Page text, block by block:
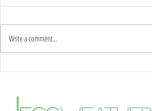
Καύσωνας δύο ημερών:
Πότε αλλάζει το σκηνικό
του καιρού
Write a comment...